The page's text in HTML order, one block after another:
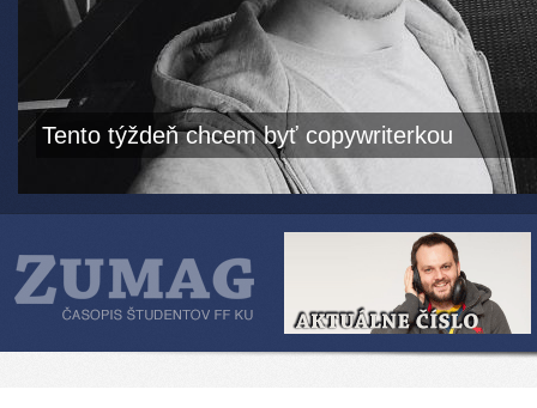
Tento týždeň chcem byť copywriterkou